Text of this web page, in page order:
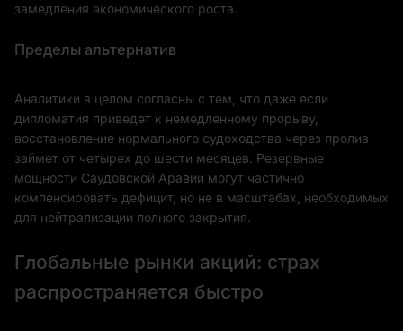
замедления экономического роста.
Пределы альтернатив
Аналитики в целом согласны с тем, что даже если
дипломатия приведет к немедленному прорыву,
восстановление нормального судоходства через пролив
займет от четырех до шести месяцев. Резервные
мощности Саудовской Аравии могут частично
компенсировать дефицит, но не в масштабах, необходимых
для нейтрализации полного закрытия.
Глобальные рынки акций: страх
распространяется быстро